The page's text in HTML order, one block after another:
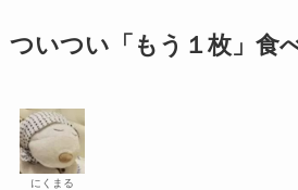
ついつい「もう１枚」食
にくまる